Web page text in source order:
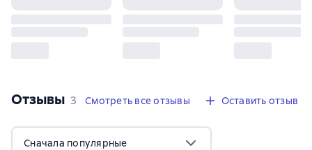
Отзывы 3 отзыва
3 Смотреть все отзывы Оставить отзыв
Сначала популярные